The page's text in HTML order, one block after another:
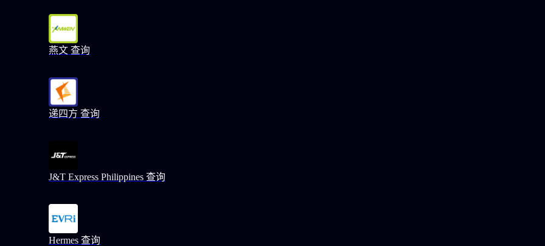
燕文 查询
递四方 查询
J&T Express Philippines 查询
Hermes 查询